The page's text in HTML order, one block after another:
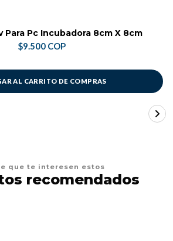
Para Pc Incubadora 8cm X 8cm
$9.500 COP
AL CARRITO DE COMPRAS
que te interesen estos
recomendados